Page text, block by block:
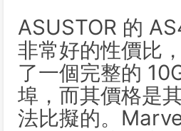
ASUSTOR 的
非常好的性價比
了一個完整的
埠，而其價格是
法比擬的。